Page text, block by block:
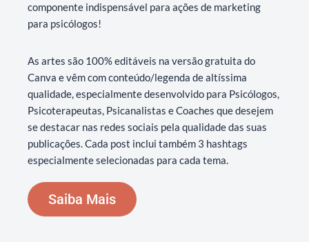
componente indispensável para ações de marketing
para psicólogos!
As artes são 100% editáveis na versão gratuita do
Canva e vêm com conteúdo/legenda de altíssima
qualidade, especialmente desenvolvido para Psicólogos,
Psicoterapeutas, Psicanalistas e Coaches que desejem
se destacar nas redes sociais pela qualidade das suas
publicações. Cada post inclui também 3 hashtags
especialmente selecionadas para cada tema.
Saiba Mais